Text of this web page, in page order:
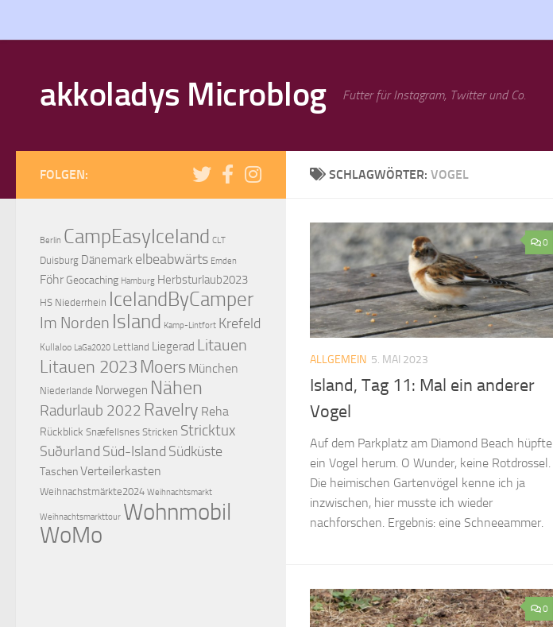
akkoladys Microblog Futter für Instagram, Twitter und Co.
SCHLAGWÖRTER: VOGEL
0
ALLGEMEIN 5. MAI 2023
Island, Tag 11: Mal ein anderer
Vogel
Auf dem Parkplatz am Diamond Beach hüpfte
ein Vogel herum. O Wunder, keine Rotdrossel.
Die heimischen Gartenvögel kenne ich ja
inzwischen, hier musste ich wieder
nachforschen. Ergebnis: eine Schneeammer.
0
FOLGEN:
Berlin CampEasyIceland CLT
Duisburg Dänemark elbeabwärts Emden
Föhr Geocaching Hamburg Herbsturlaub2023
HS Niederrhein IcelandByCamper
Im Norden Island Kamp-Lintfort Krefeld
Kullaloo LaGa2020 Lettland Liegerad Litauen
Litauen 2023 Moers München
Niederlande Norwegen Nähen
Radurlaub 2022 Ravelry Reha
Rückblick Snæfellsnes Stricken Stricktux
Suðurland Süd-Island Südküste
TaschenVerteilerkasten
Weihnachstmärkte2024 Weihnachtsmarkt
Weihnachtsmarkttour Wohnmobil
WoMo